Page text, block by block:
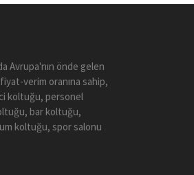
Avrupa'nın önde gelen
verim oranına sahip,
koltuğu, personel
bar koltuğu,
koltuğu, spor salonu